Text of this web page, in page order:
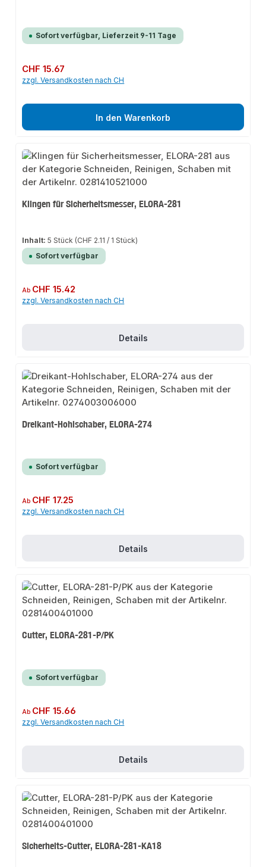
Sofort verfügbar, Lieferzeit 9-11 Tage
Regulärer Preis:
CHF 15.67
zzgl. Versandkosten nach CH
In den Warenkorb
Klingen für Sicherheitsmesser, ELORA-281
Inhalt:5 Stück (CHF 2.11 / 1 Stück)
Sofort verfügbar
Regulärer Preis:
Ab CHF 15.42
zzgl. Versandkosten nach CH
Details
Dreikant-Hohlschaber, ELORA-274
Sofort verfügbar
Regulärer Preis:
Ab CHF 17.25
zzgl. Versandkosten nach CH
Details
Cutter, ELORA-281-P/PK
Sofort verfügbar
Regulärer Preis:
Ab CHF 15.66
zzgl. Versandkosten nach CH
Details
Sicherheits-Cutter, ELORA-281-KA18